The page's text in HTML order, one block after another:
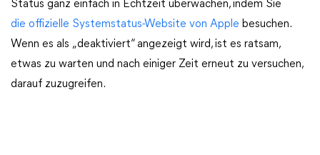
Status ganz einfach in Echtzeit überwachen, indem Sie
die offizielle Systemstatus-Website von Apple besuchen.
Wenn es als „deaktiviert“ angezeigt wird, ist es ratsam,
etwas zu warten und nach einiger Zeit erneut zu versuchen,
darauf zuzugreifen.